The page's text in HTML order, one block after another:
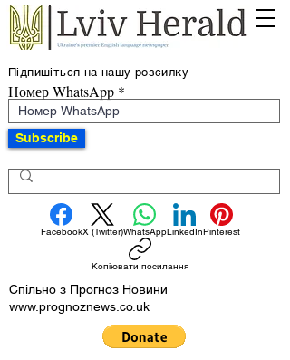
Підпишіться на нашу розсилку
Номер WhatsApp
Subscribe
FacebookX (Twitter)WhatsAppLinkedInPinterest
Копіювати посилання
Спільно з Прогноз Новини
www.prognoznews.co.uk